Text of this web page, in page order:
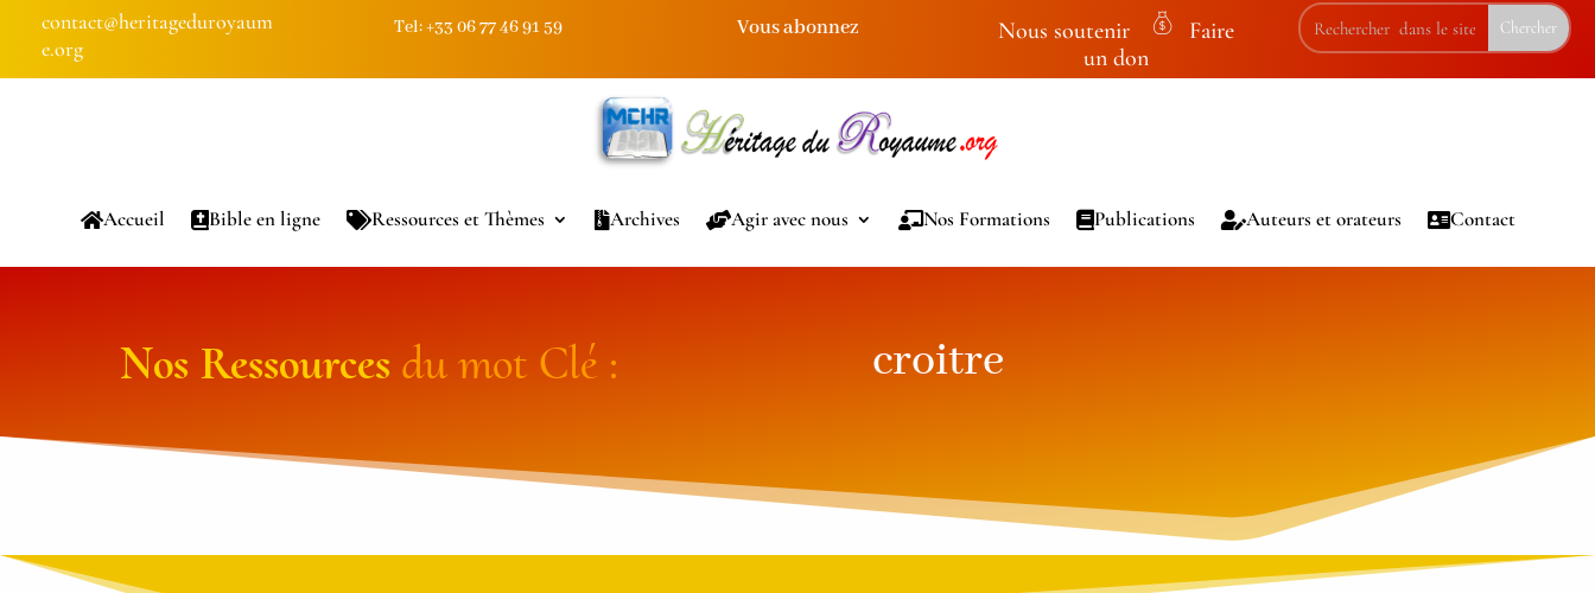
contact@heritageduroyaum
e.org
Tel: +33 06 77 46 91 59 Vous abonnez Nous soutenir
on
on
Faire
un don
Accueil Bible en ligne Ressources et Thèmes Archives Agir avec nous Nos Formations Publications Auteurs et orateurs Contact
Nos Ressources du mot Clé : croitre